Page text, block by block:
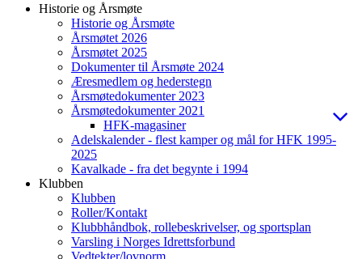
Historie og Årsmøte
Historie og Årsmøte
Årsmøtet 2026
Årsmøtet 2025
Dokumenter til Årsmøte 2024
Æresmedlem og hederstegn
Årsmøtedokumenter 2023
Årsmøtedokumenter 2021
HFK-magasiner
Adelskalender - flest kamper og mål for HFK 1995-
2025
Kavalkade - fra det begynte i 1994
Klubben
Klubben
Roller/Kontakt
Klubbhåndbok, rollebeskrivelser, og sportsplan
Varsling i Norges Idrettsforbund
Vedtekter/lovnorm